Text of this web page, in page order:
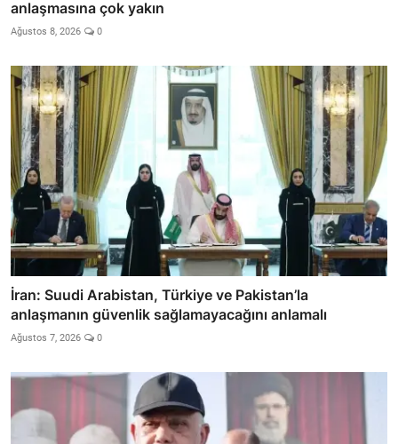
anlaşmasına çok yakın
Ağustos 8, 2026 0
İran: Suudi Arabistan, Türkiye ve Pakistan’la
anlaşmanın güvenlik sağlamayacağını anlamalı
Ağustos 7, 2026 0